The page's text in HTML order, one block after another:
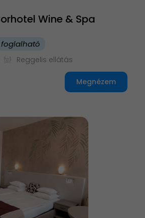
Wine & Spa
foglalható
Reggelis ellátás
Megnézem